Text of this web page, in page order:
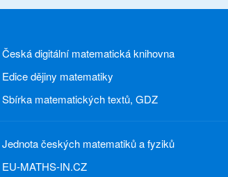
Česká digitální matematická knihovna
Edice dějiny matematiky
Sbírka matematických textů, GDZ
Jednota českých matematiků a fyziků
EU-MATHS-IN.CZ